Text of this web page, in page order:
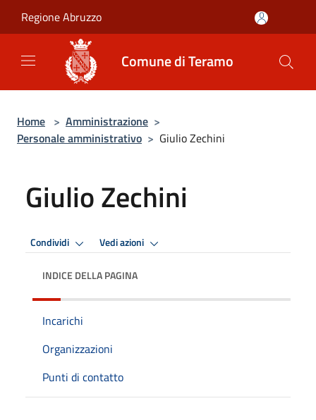
Regione Abruzzo
Comune di Teramo
Home > Amministrazione >
Personale amministrativo > Giulio Zechini
Giulio Zechini
Condividi Vedi azioni
INDICE DELLA PAGINA
Incarichi
Organizzazioni
Punti di contatto